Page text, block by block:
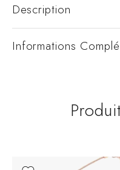
Description
Informations